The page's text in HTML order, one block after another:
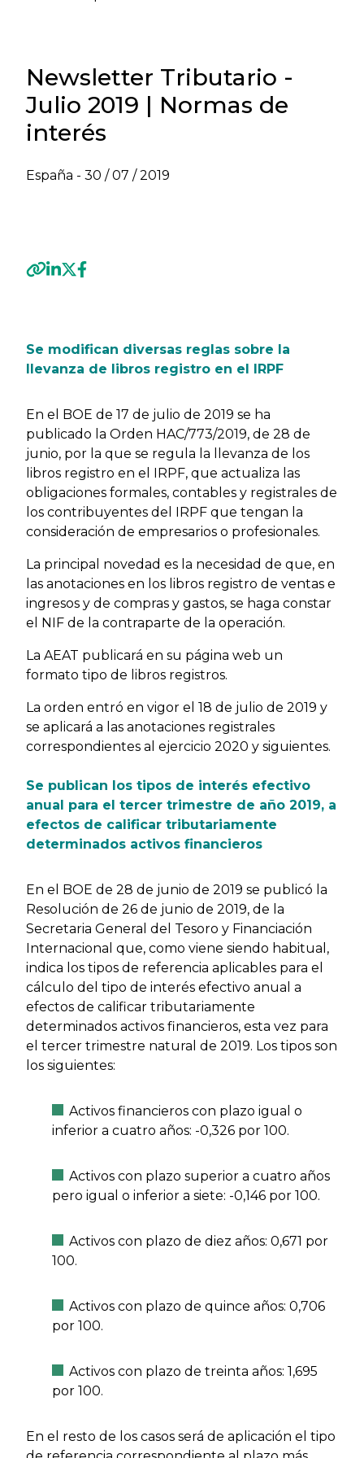
Newsletter Tributario -
Julio 2019 | Normas de
interés
España - 30 / 07 / 2019
Se modifican diversas reglas sobre la
llevanza de libros registro en el IRPF
En el BOE de 17 de julio de 2019 se ha
publicado la Orden HAC/773/2019, de 28 de
junio, por la que se regula la llevanza de los
libros registro en el IRPF, que actualiza las
obligaciones formales, contables y registrales de
los contribuyentes del IRPF que tengan la
consideración de empresarios o profesionales.
La principal novedad es la necesidad de que, en
las anotaciones en los libros registro de ventas e
ingresos y de compras y gastos, se haga constar
el NIF de la contraparte de la operación.
La AEAT publicará en su página web un
formato tipo de libros registros.
La orden entró en vigor el 18 de julio de 2019 y
se aplicará a las anotaciones registrales
correspondientes al ejercicio 2020 y siguientes.
Se publican los tipos de interés efectivo
anual para el tercer trimestre de año 2019, a
efectos de calificar tributariamente
determinados activos financieros
En el BOE de 28 de junio de 2019 se publicó la
Resolución de 26 de junio de 2019, de la
Secretaria General del Tesoro y Financiación
Internacional que, como viene siendo habitual,
indica los tipos de referencia aplicables para el
cálculo del tipo de interés efectivo anual a
efectos de calificar tributariamente
determinados activos financieros, esta vez para
el tercer trimestre natural de 2019. Los tipos son
los siguientes:
Activos financieros con plazo igual o
inferior a cuatro años: -0,326 por 100.
Activos con plazo superior a cuatro años
pero igual o inferior a siete: -0,146 por 100.
Activos con plazo de diez años: 0,671 por
100.
Activos con plazo de quince años: 0,706
por 100.
Activos con plazo de treinta años: 1,695
por 100.
En el resto de los casos será de aplicación el tipo